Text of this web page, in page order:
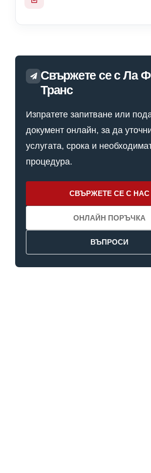
Свържете се с Ла
Транс
Изпратете запитване или
документ онлайн, за да
услугата, срока и
процедура.
СВЪРЖЕТЕ СЕ С НАС
ОНЛАЙН ПОРЪЧКА
ВЪПРОСИ